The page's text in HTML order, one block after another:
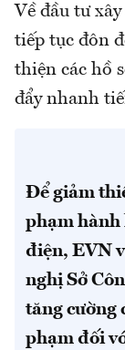
Về đầu tư
tiếp tục đôn
thiện các hồ
đẩy nhanh
Để giảm
phạm hành
điện, EVN
nghị Sở
tăng cường
phạm đối